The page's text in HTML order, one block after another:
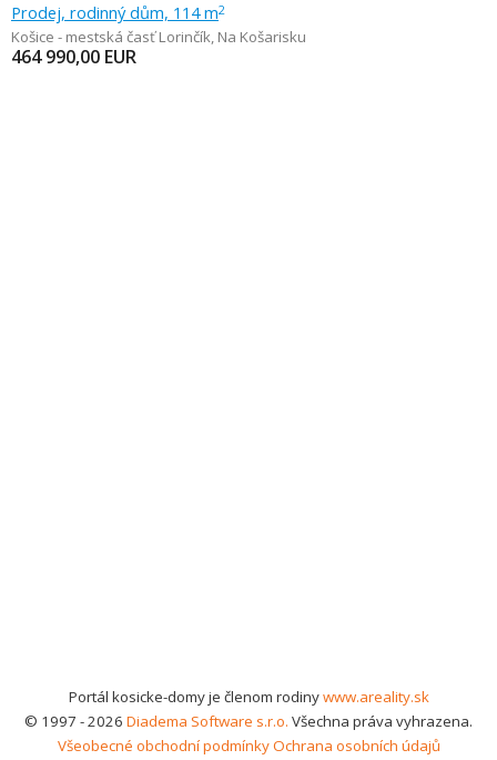
Prodej, rodinný dům, 114 m2
Košice - mestská časť Lorinčík, Na Košarisku
464 990,00 EUR
Portál kosicke-domy je členom rodinywww.areality.sk
© 1997 - 2026 Diadema Software s.r.o. Všechna práva vyhrazena.
Všeobecné obchodní podmínkyOchrana osobních údajů